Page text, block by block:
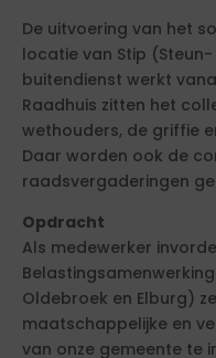
De uitvoering van het
locatie van Stip
buitendienst werkt
Raadhuis zitten het
wethouders, de griffie
Daar worden ook de
raadsvergaderingen
Opdracht
Als medewerker
Oldebroek en Elburg)
maatschappelijke en
van onze gemeente te